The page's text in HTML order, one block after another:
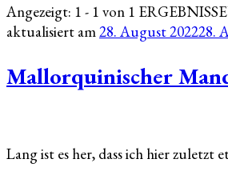
Angezeigt: 1 - 1 von 1
aktualisiert am28. August 202228.
Mallorquinischer
Lang ist es her, dass ich hier zuletzt